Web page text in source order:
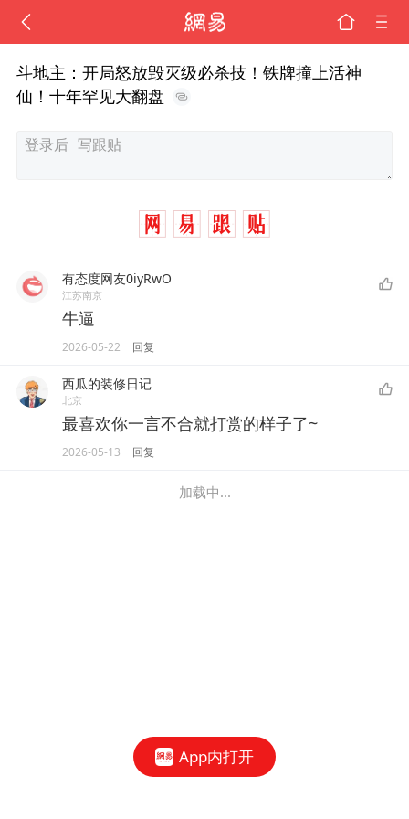
斗地主：开局怒放毁灭级必杀技！铁牌撞上活神
仙！十年罕见大翻盘
有态度网友0iyRwO
江苏南京
牛逼
2026-05-22 回复
西瓜的装修日记
北京
最喜欢你一言不合就打赏的样子了~
2026-05-13 回复
加载中...
App内打开